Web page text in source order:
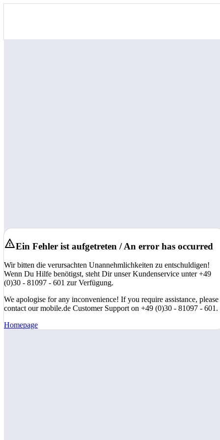
Ein Fehler ist aufgetreten / An error has occurred
Wir bitten die verursachten Unannehmlichkeiten zu entschuldigen!
Wenn Du Hilfe benötigst, steht Dir unser Kundenservice unter +49
(0)30 - 81097 - 601 zur Verfügung.
We apologise for any inconvenience! If you require assistance, please
contact our mobile.de Customer Support on +49 (0)30 - 81097 - 601.
Homepage